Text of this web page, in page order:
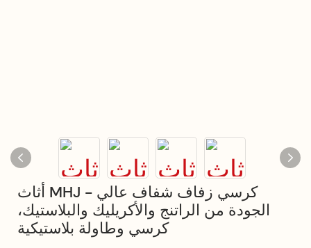
أثاث MHJ - كرسي زفاف شفاف عالي
الجودة من الراتنج والأكريليك والبلاستيك،
كرسي وطاولة بلاستيكية